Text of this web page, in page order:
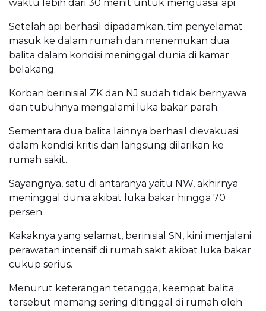
waktu lebih dari 30 menit untuk menguasai api.
Setelah api berhasil dipadamkan, tim penyelamat
masuk ke dalam rumah dan menemukan dua
balita dalam kondisi meninggal dunia di kamar
belakang.
Korban berinisial ZK dan NJ sudah tidak bernyawa
dan tubuhnya mengalami luka bakar parah.
Sementara dua balita lainnya berhasil dievakuasi
dalam kondisi kritis dan langsung dilarikan ke
rumah sakit.
Sayangnya, satu di antaranya yaitu NW, akhirnya
meninggal dunia akibat luka bakar hingga 70
persen.
Kakaknya yang selamat, berinisial SN, kini menjalani
perawatan intensif di rumah sakit akibat luka bakar
cukup serius.
Menurut keterangan tetangga, keempat balita
tersebut memang sering ditinggal di rumah oleh